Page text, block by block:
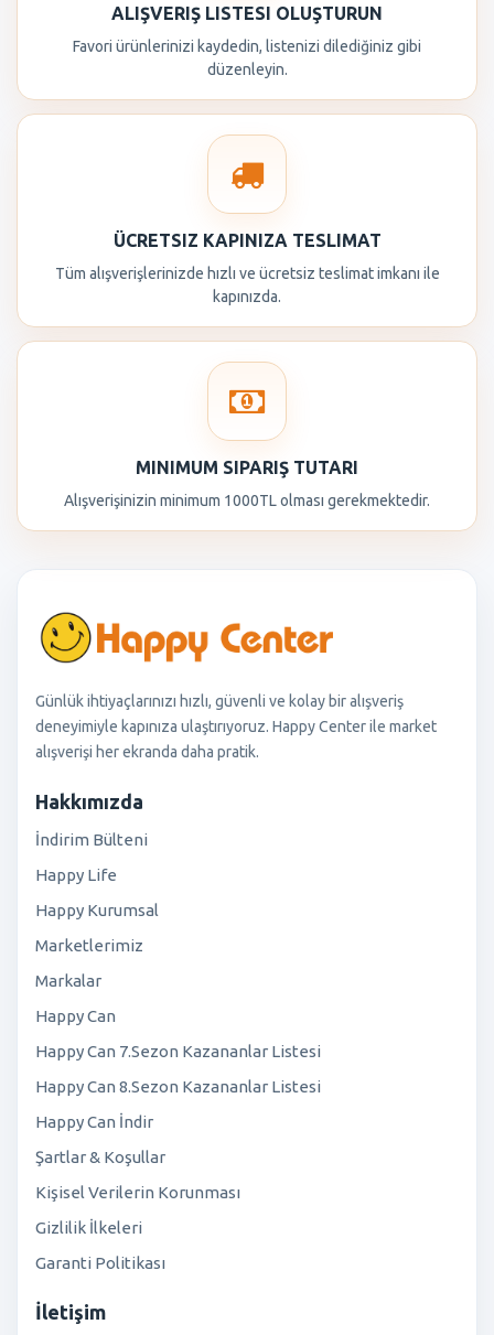
ALIŞVERIŞ LISTESI OLUŞTURUN
Favori ürünlerinizi kaydedin, listenizi dilediğiniz gibi
düzenleyin.
ÜCRETSIZ KAPINIZA TESLIMAT
Tüm alışverişlerinizde hızlı ve ücretsiz teslimat imkanı ile
kapınızda.
MINIMUM SIPARIŞ TUTARI
Alışverişinizin minimum 1000TL olması gerekmektedir.
Günlük ihtiyaçlarınızı hızlı, güvenli ve kolay bir alışveriş
deneyimiyle kapınıza ulaştırıyoruz. Happy Center ile market
alışverişi her ekranda daha pratik.
Hakkımızda
İndirim Bülteni
Happy Life
Happy Kurumsal
Marketlerimiz
Markalar
Happy Can
Happy Can 7.Sezon Kazananlar Listesi
Happy Can 8.Sezon Kazananlar Listesi
Happy Can İndir
Şartlar & Koşullar
Kişisel Verilerin Korunması
Gizlilik İlkeleri
Garanti Politikası
İletişim